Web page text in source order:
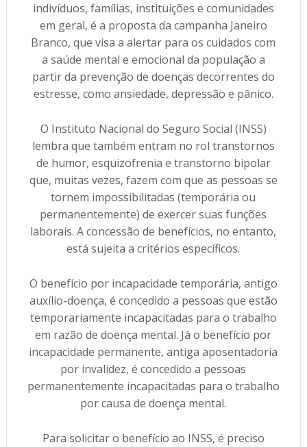
indivíduos, famílias, instituições e comunidades
em geral, é a proposta da campanha Janeiro
Branco, que visa a alertar para os cuidados com
a saúde mental e emocional da população a
partir da prevenção de doenças decorrentes do
estresse, como ansiedade, depressão e pânico.
O Instituto Nacional do Seguro Social (INSS)
lembra que também entram no rol transtornos
de humor, esquizofrenia e transtorno bipolar
que, muitas vezes, fazem com que as pessoas se
tornem impossibilitadas (temporária ou
permanentemente) de exercer suas funções
laborais. A concessão de benefícios, no entanto,
está sujeita a critérios específicos.
O benefício por incapacidade temporária, antigo
auxílio-doença, é concedido a pessoas que estão
temporariamente incapacitadas para o trabalho
em razão de doença mental. Já o benefício por
incapacidade permanente, antiga aposentadoria
por invalidez, é concedido a pessoas
permanentemente incapacitadas para o trabalho
por causa de doença mental.
Para solicitar o benefício ao INSS, é preciso